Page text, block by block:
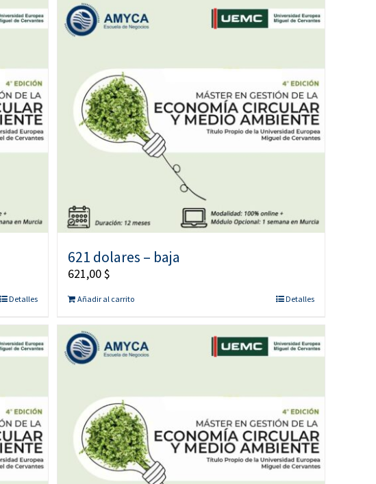
Detalles
621 dolares – baja
621,00$
Añadir al carrito Detalles